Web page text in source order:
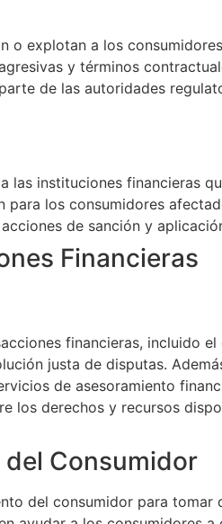
o explotan a los
y términos
de las autoridades
instituciones financieras
los consumidores
de sanción y
Financieras
financieras, incluido
justa de disputas.
de asesoramiento
los derechos y recursos
Consumidor
del consumidor para tomar